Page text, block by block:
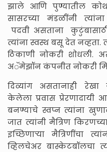
झाले आणि पुण्यातील
सासरच्या मंडळींनी त्यांना
पदवी असताना
त्यांना स्वस्थ बसू देत
ठिकाणी नोकरी शोधली.
अॅमेझॉन कंपनीत नोकरी
दिव्यांग असतानाही रेखा
केलेला प्रवास
बनण्याचे स्वप्न त्यांना
जात त्यांनी मैत्रिण
इच्छिणाऱ्या मैत्रिणींचा
व्हिलचेअर बास्केटबॉलचा